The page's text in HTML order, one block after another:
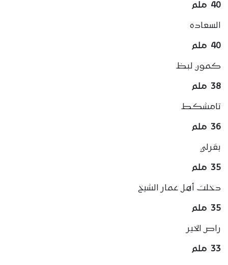
40 ملم
السعاده
40 ملم
كمون لبظ
38 ملم
تامشكط
36 ملم
بقرلي
35 ملم
دخلت أهل عمار الشيخ
35 ملم
راص الخير
33 ملم